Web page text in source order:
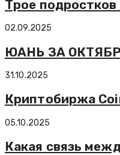
Трое
02.09.2025
ЮАНЬ ЗА
31.10.2025
Криптобиржа
05.10.2025
Какая связь